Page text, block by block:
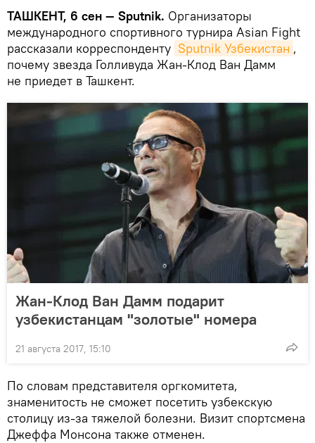
ТАШКЕНТ, 6 сен — Sputnik. Организаторы
международного спортивного турнира Asian Fight
рассказали корреспонденту Sputnik Узбекистан ,
почему звезда Голливуда Жан-Клод Ван Дамм
не приедет в Ташкент.
Жан-Клод Ван Дамм подарит
узбекистанцам "золотые" номера
21 августа 2017, 15:10
По словам представителя оргкомитета,
знаменитость не сможет посетить узбекскую
столицу из-за тяжелой болезни. Визит спортсмена
Джеффа Монсона также отменен.